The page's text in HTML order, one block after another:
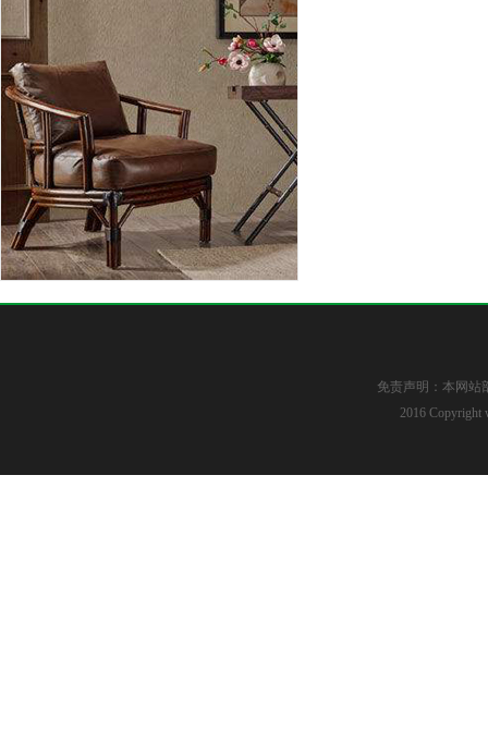
免责声明：本网站
2016